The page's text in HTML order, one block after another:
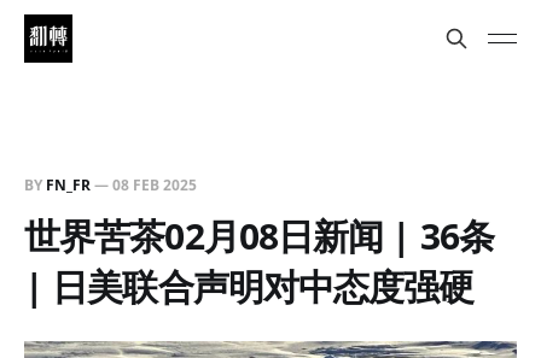
BY FN_FR—08 FEB 2025
世界苦茶02月08日新闻 | 36条
| 日美联合声明对中态度强硬